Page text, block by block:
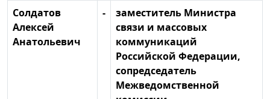
Солдатов
Алексей
Анатольевич
-
заместитель Министра
связи и массовых
коммуникаций
Российской Федерации,
сопредседатель
Межведомственной